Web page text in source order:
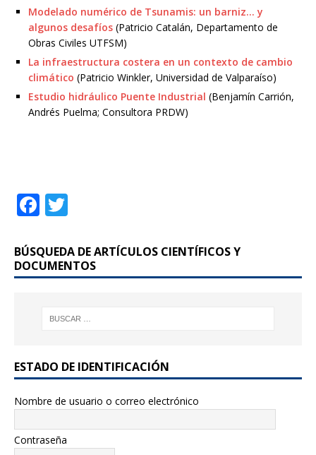
Modelado numérico de Tsunamis: un barniz... y
algunos desafíos (Patricio Catalán, Departamento de
Obras Civiles UTFSM)
La infraestructura costera en un contexto de cambio
climático (Patricio Winkler, Universidad de Valparaíso)
Estudio hidráulico Puente Industrial (Benjamín Carrión,
Andrés Puelma; Consultora PRDW)
F
c
e
o
k
it
te
BÚSQUEDA DE ARTÍCULOS CIENTÍFICOS Y
DOCUMENTOS
ESTADO DE IDENTIFICACIÓN
Nombre de usuario o correo electrónico
Contraseña